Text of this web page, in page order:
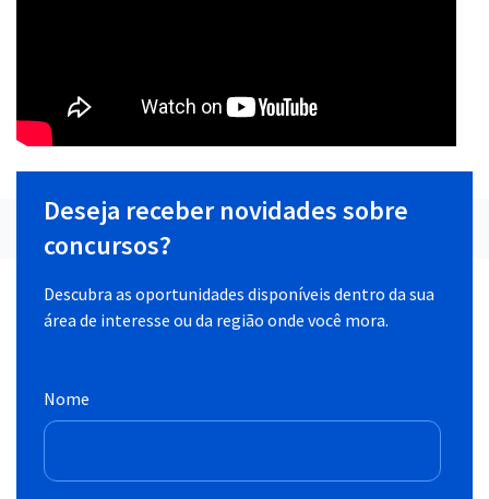
Deseja receber novidades sobre
concursos?
Descubra as oportunidades disponíveis dentro da sua
área de interesse ou da região onde você mora.
Nome